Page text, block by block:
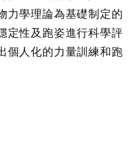
力學理論為基礎制定的
定性及跑姿進行科學評
個人化的力量訓練和跑